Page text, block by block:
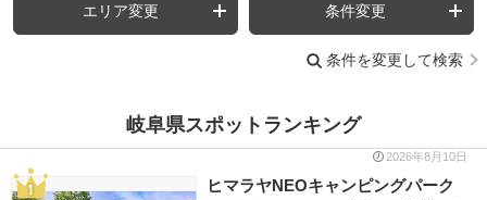
エリア変更 条件変更
条件を変更して検索
岐阜県スポットランキング
2026年8月10日
ヒマラヤNEOキャンピングパーク